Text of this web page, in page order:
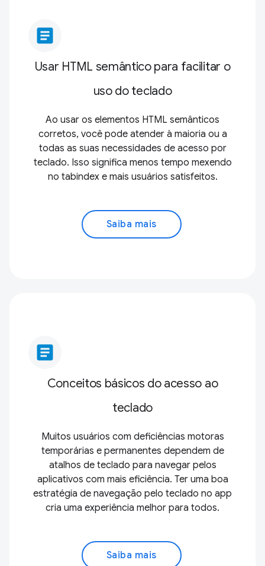
article
Usar HTML semântico para facilitar o
uso do teclado
Ao usar os elementos HTML semânticos
corretos, você pode atender à maioria ou a
todas as suas necessidades de acesso por
teclado. Isso significa menos tempo mexendo
no tabindex e mais usuários satisfeitos.
Saiba mais
article
Conceitos básicos do acesso ao
teclado
Muitos usuários com deficiências motoras
temporárias e permanentes dependem de
atalhos de teclado para navegar pelos
aplicativos com mais eficiência. Ter uma boa
estratégia de navegação pelo teclado no app
cria uma experiência melhor para todos.
Saiba mais